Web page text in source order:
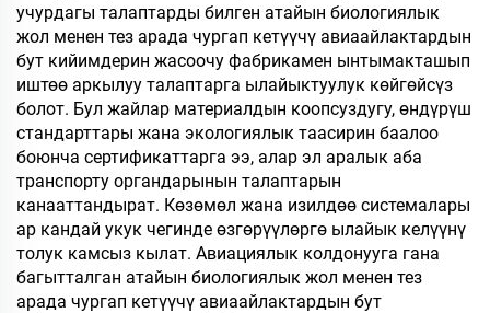
учурдагы талаптарды билген атайын биологиялык
жол менен тез арада чургап кетүүчү авиаайлактардын
бут кийимдерин жасоочу фабрикамен ынтымакташып
иштөө аркылуу талаптарга ылайыктуулук көйгөйсүз
болот. Бул жайлар материалдын коопсуздугу, өндүрүш
стандарттары жана экологиялык таасирин баалоо
боюнча сертификаттарга ээ, алар эл аралык аба
транспорту органдарынын талаптарын
канааттандырат. Көзөмөл жана изилдөө системалары
ар кандай укук чегинде өзгөрүүлөргө ылайык келүүнү
толук камсыз кылат. Авиациялык колдонууга гана
багытталган атайын биологиялык жол менен тез
арада чургап кетүүчү авиаайлактардын бут